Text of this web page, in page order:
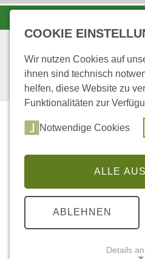
STARTSEITE ...
COOKIE
Wir nutzen Cookies auf
ihnen sind technisch
helfen, diese Website zu
Funktionalitäten zur
Notwendige Cookies
ALLE
ABLEHNEN
Details